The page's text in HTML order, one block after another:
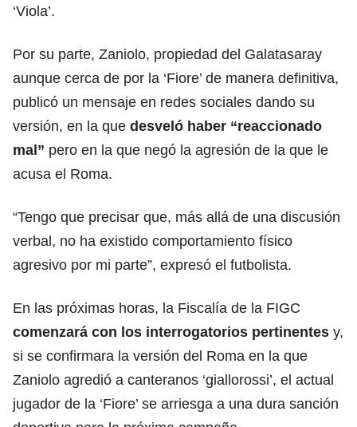
‘Viola’.
Por su parte, Zaniolo, propiedad del Galatasaray
aunque cerca de por la ‘Fiore’ de manera definitiva,
publicó un mensaje en redes sociales dando su
versión, en la que desveló haber “reaccionado
mal” pero en la que negó la agresión de la que le
acusa el Roma.
“Tengo que precisar que, más allá de una discusión
verbal, no ha existido comportamiento físico
agresivo por mi parte”, expresó el futbolista.
En las próximas horas, la Fiscalía de la FIGC
comenzará con los interrogatorios pertinentes y,
si se confirmara la versión del Roma en la que
Zaniolo agredió a canteranos ‘giallorossi’, el actual
jugador de la ‘Fiore’ se arriesga a una dura sanción